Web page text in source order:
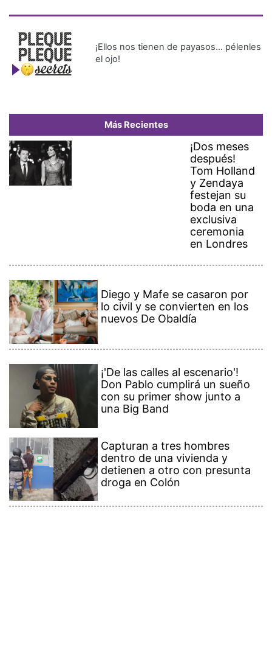
¡Ellos nos tienen de payasos… pélenles
el ojo!
Más Recientes
¡Dos meses
después!
Tom Holland
y Zendaya
festejan su
boda en una
exclusiva
ceremonia
en Londres
Diego y Mafe se casaron por
lo civil y se convierten en los
nuevos De Obaldía
¡'De las calles al escenario'!
Don Pablo cumplirá un sueño
con su primer show junto a
una Big Band
Capturan a tres hombres
dentro de una vivienda y
detienen a otro con presunta
droga en Colón